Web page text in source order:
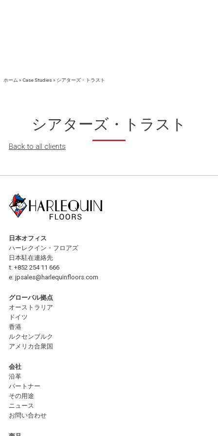
ホーム » Case Studies » シアターズ・トラスト
シアターズ・トラスト
Back to all clients
日本オフィス
ハーレクイン・フロアズ
日本駐在連絡先
t: +852 254 11 666
e: jpsales@harlequinfloors.com
グローバル拠点
オーストラリア
ドイツ
香港
ルクセンブルク
アメリカ合衆国
会社
沿革
パートナー
その用途
ニュース
お問い合わせ